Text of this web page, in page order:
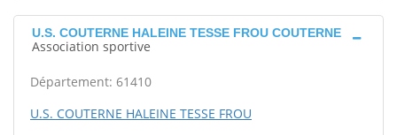
U.S. COUTERNE HALEINE TESSE FROU COUTERNE
Association sportive
Département: 61410
U.S. COUTERNE HALEINE TESSE FROU